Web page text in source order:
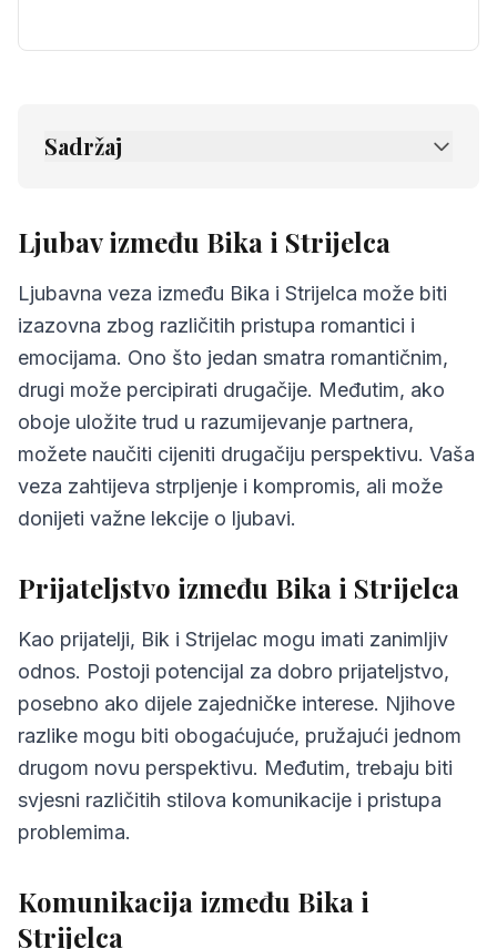
Sadržaj
Izazovi u odnosu Bika i Strijelca
5. Savjeti za Bika i Strijelca
6.
Najčešća pitanja o kompatibilnosti
Ljubav između Bika i Strijelca
Ljubavna veza između Bika i Strijelca može biti
izazovna zbog različitih pristupa romantici i
emocijama. Ono što jedan smatra romantičnim,
drugi može percipirati drugačije. Međutim, ako
oboje uložite trud u razumijevanje partnera,
možete naučiti cijeniti drugačiju perspektivu. Vaša
veza zahtijeva strpljenje i kompromis, ali može
donijeti važne lekcije o ljubavi.
Prijateljstvo između Bika i Strijelca
Kao prijatelji, Bik i Strijelac mogu imati zanimljiv
odnos. Postoji potencijal za dobro prijateljstvo,
posebno ako dijele zajedničke interese. Njihove
razlike mogu biti obogaćujuće, pružajući jednom
drugom novu perspektivu. Međutim, trebaju biti
svjesni različitih stilova komunikacije i pristupa
problemima.
Komunikacija između Bika i
Strijelca